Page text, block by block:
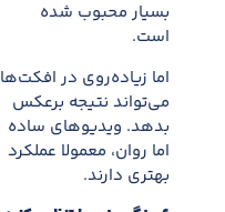
بسیار محبوب شده
است.
اما زیاده‌روی در افکت‌ها
می‌تواند نتیجه برعکس
بدهد. ویدیوهای ساده
اما روان، معمولا عملکرد
بهتری دارند.